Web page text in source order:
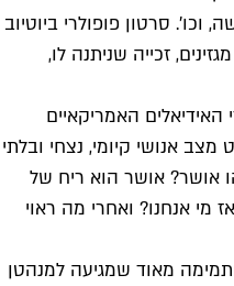
סרטון פופולרי ביוטיוב
זכייה שניתנה לו,
האמריקאיים
אנושי קיומי, נצחי ובלתי
אושר? אושר הוא ריח של
אנחנו? ואחרי מה ראוי
(אבל עדיין לא יודעת את זה), קתולית ותמימה מאוד שמגיעה למנהטן